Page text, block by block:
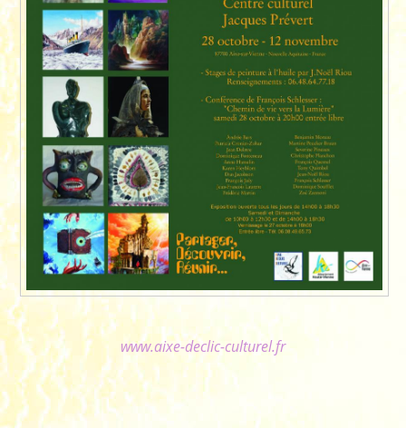
www.aixe-declic-culturel.fr